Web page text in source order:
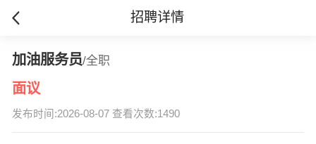
招聘详情
加油服务员/全职
面议
发布时间:2026-08-07 查看次数:1490